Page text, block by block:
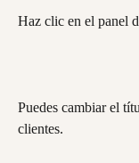
Haz clic en el panel
Puedes cambiar el
clientes.